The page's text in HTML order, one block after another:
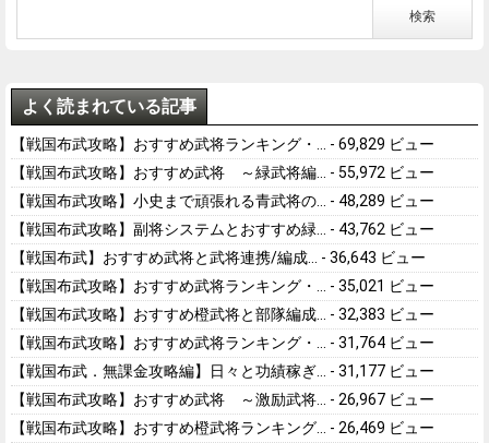
よく読まれている記事
【戦国布武攻略】おすすめ武将ランキング・...
- 69,829 ビュー
【戦国布武攻略】おすすめ武将 ～緑武将編...
- 55,972 ビュー
【戦国布武攻略】小史まで頑張れる青武将の...
- 48,289 ビュー
【戦国布武攻略】副将システムとおすすめ緑...
- 43,762 ビュー
【戦国布武】おすすめ武将と武将連携/編成...
- 36,643 ビュー
【戦国布武攻略】おすすめ武将ランキング・...
- 35,021 ビュー
【戦国布武攻略】おすすめ橙武将と部隊編成...
- 32,383 ビュー
【戦国布武攻略】おすすめ武将ランキング・...
- 31,764 ビュー
【戦国布武．無課金攻略編】日々と功績稼ぎ...
- 31,177 ビュー
【戦国布武攻略】おすすめ武将 ～激励武将...
- 26,967 ビュー
【戦国布武攻略】おすすめ橙武将ランキング...
- 26,469 ビュー